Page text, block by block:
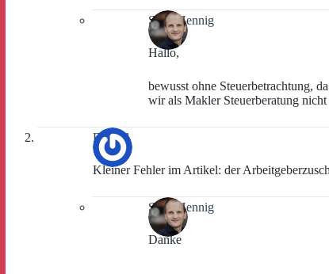
Sven Hennig
Hallo,
bewusst ohne Steuerbetrachtung,
wir als Makler Steuerberatung
Roland
Kleiner Fehler im Artikel: der
Sven Hennig
Danke